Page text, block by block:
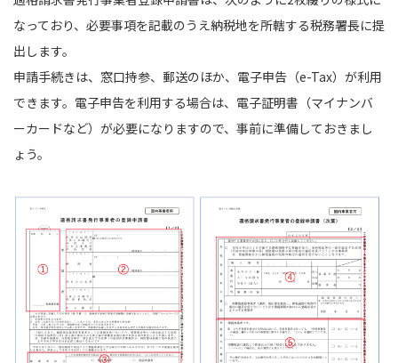
なっており、必要事項を記載のうえ納税地を所轄する税務署長に提
出します。
申請手続きは、窓口持参、郵送のほか、電子申告（e-Tax）が利用
できます。電子申告を利用する場合は、電子証明書（マイナンバ
ーカードなど）が必要になりますので、事前に準備しておきまし
ょう。